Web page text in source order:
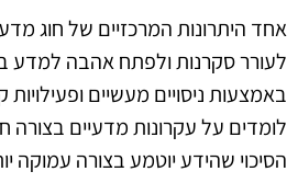
אחד היתרונות המרכזיים של חוג
לעורר סקרנות ולפתח אהבה למדע
באמצעות ניסויים מעשיים
לומדים על עקרונות מדעיים בצורה
הסיכוי שהידע יוטמע בצורה עמוקה